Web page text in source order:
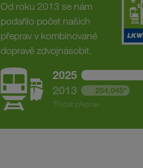
Od roku 2013 se nám
podařilo počet našich
přeprav v kombinované
dopravě zdvojnásobit.
2025
2013
254,045*
*Počet přeprav